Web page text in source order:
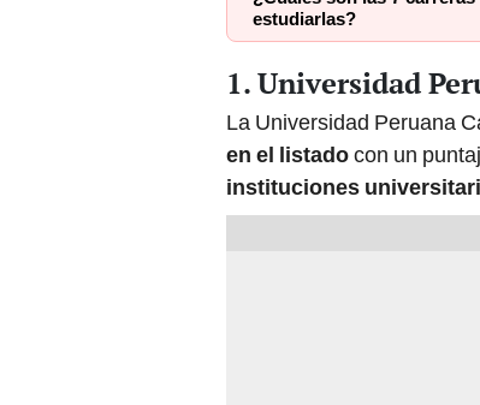
estudiarlas?
1. Universidad
La Universidad Peruana
en el listadocon un
instituciones